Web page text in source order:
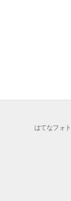
はてなフォ